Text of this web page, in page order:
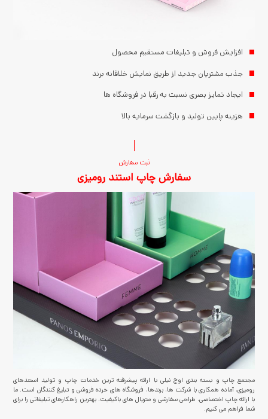
افزایش فروش و تبلیغات مستقیم محصول
جذب مشتریان جدید از طریق نمایش خلاقانه برند
ایجاد تمایز بصری نسبت به رقبا در فروشگاه ها
هزینه پایین تولید و بازگشت سرمایه بالا
ثبت سفارش
سفارش چاپ استند رومیزی
مجتمع چاپ و بسته بندی اوج نیلی با ارائه پیشرفته ترین خدمات چاپ و تولید استندهای
رومیزی، آماده همکاری با شرکت ها، برندها، فروشگاه های خرده فروشی و تبلیغ کنندگان است. ما
با ارائه چاپ اختصاصی، طراحی سفارشی و متریال های باکیفیت، بهترین راهکارهای تبلیغاتی را برای
شما فراهم می کنیم.